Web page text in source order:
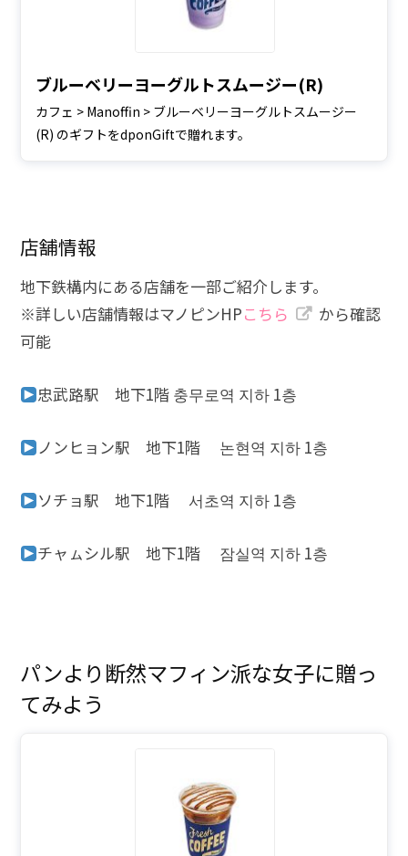
ブルーベリーヨーグルトスムージー(R)
カフェ > Manoffin > ブルーベリーヨーグルトスムージー
(R) のギフトをdponGiftで贈れます。
店舗情報
地下鉄構内にある店舗を一部ご紹介します。
※詳しい店舗情報はマノピンHPこちら
から確認
可能
忠武路駅 地下1階 충무로역 지하 1층
ノンヒョン駅 地下1階 논현역 지하 1층
ソチョ駅 地下1階 서초역 지하 1층
チャㇺシル駅 地下1階 잠실역 지하 1층
パンより断然マフィン派な女子に贈っ
てみよう